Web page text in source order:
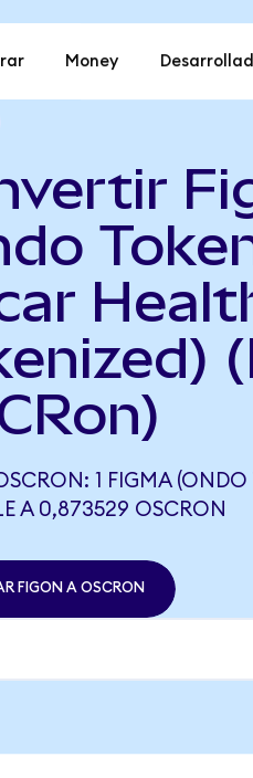
Money
1 FIGMA (ONDO
A 0,873529 OSCRON
FIGON A OSCRON